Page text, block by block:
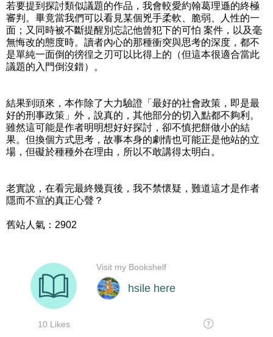
若要提到探討類似議題的作品，我會較愛約翰葛理遜的終極
審判。畢竟當我們可以看見某個兇手柔軟、脆弱、人性的一
面；又同時被不斷提醒別忘記他曾犯下的可怕 案件，以及毫
無悔改的態度時。讀者內心的那種衝突與思考的深度，都不
是單純一面倒的徬徨之刃可以比得上的（但這本很適合當此
議題的入門倒沒錯）。
結果到頭來，本作除了大力驗證「最好的社會政策，即是最
好的刑事政策」外，說真的，其他部分的切入點都不夠利。
雖然這可能是作者明明想好好探討，卻不慎把餅做小的結
果。但換個方式思考，故事本身的劇情也可能正是他站的立
場，但礙於種種外在理由，所以不敢講得太明白。
老實說，在看完最終幾頁後，我不禁懷疑，難道這才是作者
隱而不宣的真正心聲？
舊站人氣：2902